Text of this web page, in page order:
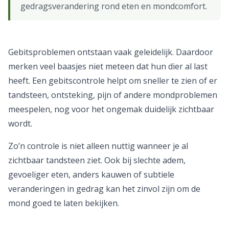
gedragsverandering rond eten en mondcomfort.
Gebitsproblemen ontstaan vaak geleidelijk. Daardoor
merken veel baasjes niet meteen dat hun dier al last
heeft. Een gebitscontrole helpt om sneller te zien of er
tandsteen, ontsteking, pijn of andere mondproblemen
meespelen, nog voor het ongemak duidelijk zichtbaar
wordt.
Zo’n controle is niet alleen nuttig wanneer je al
zichtbaar tandsteen ziet. Ook bij slechte adem,
gevoeliger eten, anders kauwen of subtiele
veranderingen in gedrag kan het zinvol zijn om de
mond goed te laten bekijken.